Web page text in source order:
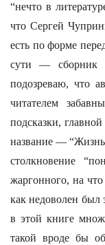
“нечто в
что Сергей
есть по форме
сути — сборник
подозреваю, что
читателем
подсказки,
название —
столкновение
жаргонного, на
как недоволен
в этой книге
такой вроде бы